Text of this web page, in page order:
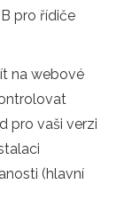
pro řídiče
na webové
pro vaši verzi
(hlavní